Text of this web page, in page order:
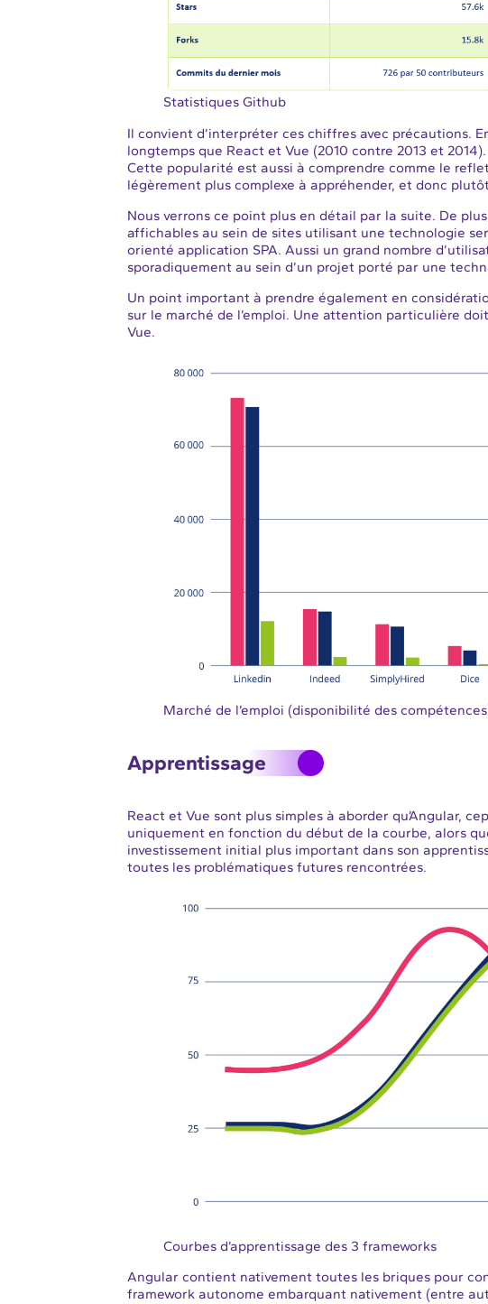
Statistiques Github
Il convient d’interpréter ces chiffres avec précautions.
longtemps que React et Vue (2010 contre 2013 et 2014).
Cette popularité est aussi à comprendre comme le
légèrement plus complexe à appréhender, et donc
Nous verrons ce point plus en détail par la suite. De
affichables au sein de sites utilisant une technologie
orienté application SPA. Aussi un grand nombre
sporadiquement au sein d’un projet porté par une
Un point important à prendre également en
sur le marché de l’emploi. Une attention particulière
Vue.
Marché de l’emploi (disponibilité des
Apprentissage
React et Vue sont plus simples à aborder qu’Angular,
uniquement en fonction du début de la courbe, alors
investissement initial plus important dans son
toutes les problématiques futures rencontrées.
Courbes d’apprentissage des 3 frameworks
Angular contient nativement toutes les briques pour
framework autonome embarquant nativement (entre